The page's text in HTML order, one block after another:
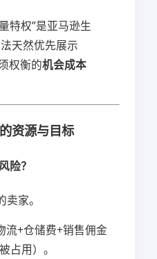
特权”是亚马逊生
天然优先展示
权衡的​​机会成本​
资源与目标
险？​
卖家。
流+仓储费+销售佣金
占用）。